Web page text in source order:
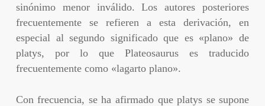
sinónimo menor inválido. Los autores posteriores
frecuentemente se refieren a esta derivación, en
especial al segundo significado que es «plano» de
platys, por lo que Plateosaurus es traducido
frecuentemente como «lagarto plano».
Con frecuencia, se ha afirmado que platys se supone